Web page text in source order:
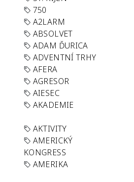
750
A2LARM
ABSOLVET
ADAM ĎURICA
ADVENTNÍ TRHY
AFERA
AGRESOR
AIESEC
AKADEMIE
AKTIVITY
AMERICKÝ
KONGRESS
AMERIKA